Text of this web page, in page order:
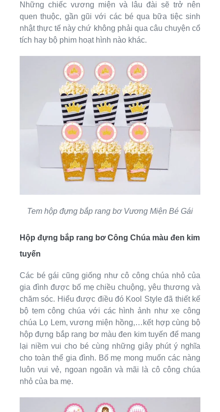
Những chiếc vương miện và lâu đài sẽ trở nên
quen thuộc, gần gũi với các bé qua bữa tiệc sinh
nhật thực tế này chứ không phải qua câu chuyện cổ
tích hay bộ phim hoạt hình nào khác.
Tem hộp đựng bắp rang bơ Vương Miện Bé Gái
Hộp đựng bắp rang bơ Công Chúa màu đen kim
tuyến
Các bé gái cũng giống như cô công chúa nhỏ của
gia đình được bố mẹ chiều chuộng, yêu thương và
chăm sóc. Hiểu được điều đó Kool Style đã thiết kế
bộ tem công chúa với các hình ảnh như xe công
chúa Lọ Lem, vương miện hồng,…kết hợp cùng bộ
hộp đựng bắp rang bơ màu đen kim tuyến để mang
lại niềm vui cho bé cùng những giây phút ý nghĩa
cho toàn thể gia đình. Bố mẹ mong muốn các nàng
luôn vui vẻ, ngoan ngoãn và mãi là cô công chúa
nhỏ của ba mẹ.